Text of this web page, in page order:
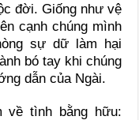
đời. Giống như vệ
cạnh chúng mình
sự dữ làm hại
bó tay khi chúng
dẫn của Ngài.
về tình bằng hữu: